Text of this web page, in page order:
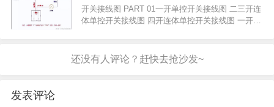
电工接线开始吗，我怕被公司骗了，想请
教各位?
开关接线图 PART 01一开单控开关接线图 二三开连
体单控开关接线图 四开连体单控开关接线图 一开五
接线图 一…
发表评论